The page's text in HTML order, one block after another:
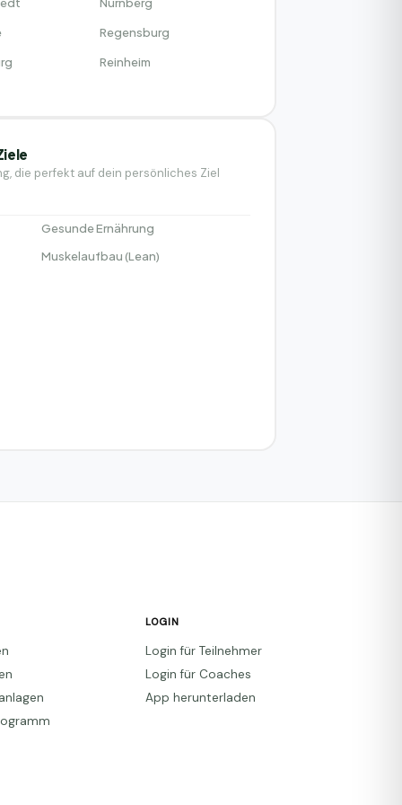
Regensburg
Reinheim
die perfekt auf dein persönliches Ziel
Gesunde Ernährung
Muskelaufbau (Lean)
LOGIN
Login für Teilnehmer
Login für Coaches
App herunterladen